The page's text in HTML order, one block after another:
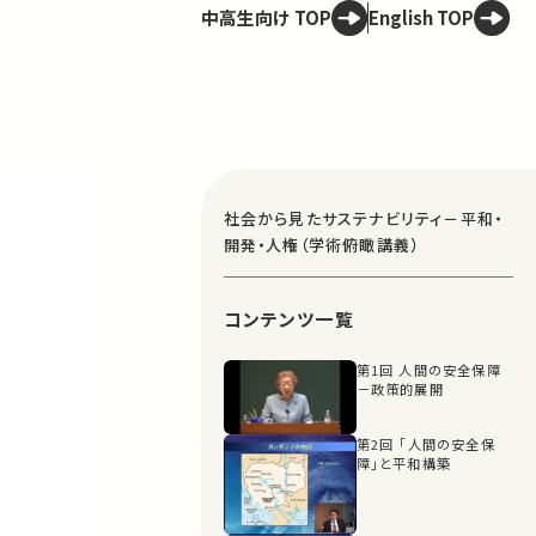
中高生向け TOP English TOP
社会から見たサステナビリティ－平和・
開発・人権（学術俯瞰講義）
コンテンツ一覧
第1回 人間の安全保障
－政策的展開
第2回 ｢人間の安全保
障｣と平和構築